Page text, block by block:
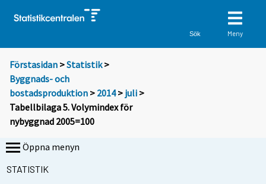
Sök Meny
Förstasidan >Statistik >
Byggnads- och
bostadsproduktion > 2014> juli >
Tabellbilaga 5. Volymindex för
nybyggnad 2005=100
Öppna menyn
STATISTIK